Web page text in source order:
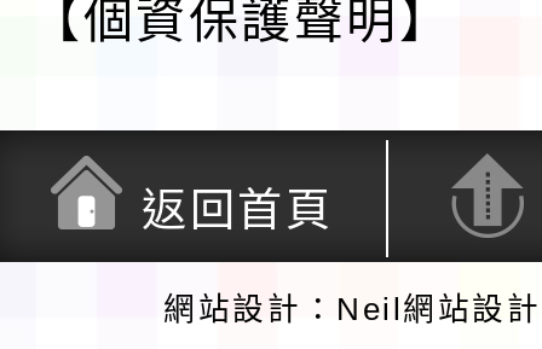
【個資保護聲明】
返回首頁
網站設計：Neil網站設